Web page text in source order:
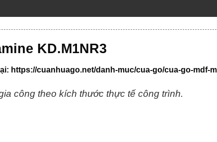
KD.M1NR3
https://cuanhuago.net/danh-muc/cua-go/cua-go-mdf-
công theo kích thước thực tế công trình.